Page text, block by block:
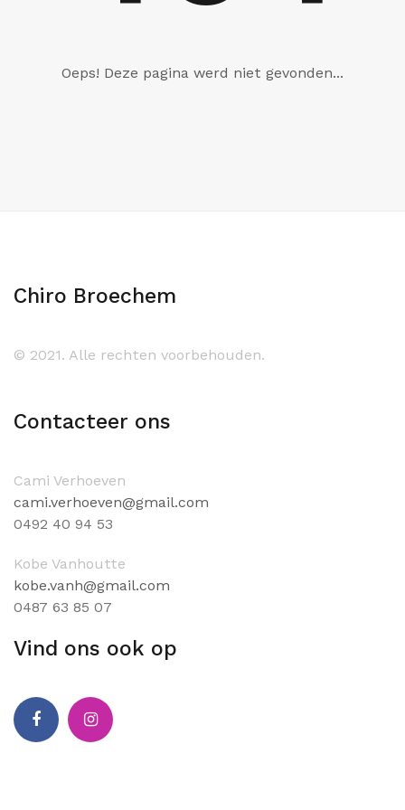
Oeps! Deze pagina werd niet gevonden...
Chiro Broechem
© 2021. Alle rechten voorbehouden.
Contacteer ons
Cami Verhoeven
cami.verhoeven@gmail.com
0492 40 94 53
Kobe Vanhoutte
kobe.vanh@gmail.com
0487 63 85 07
Vind ons ook op